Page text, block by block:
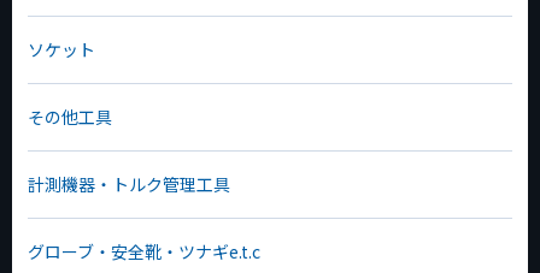
ソケット
その他工具
計測機器・トルク管理工具
グローブ・安全靴・ツナギe.t.c